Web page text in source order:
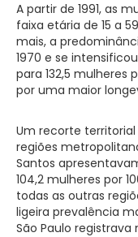
A partir de 1991, as
faixa etária de 15 a
mais, a
1970 e se
para 132,5 mulheres
por uma maior
Um recorte territorial
regiões
Santos
104,2 mulheres por
todas as outras
ligeira prevalência
São Paulo